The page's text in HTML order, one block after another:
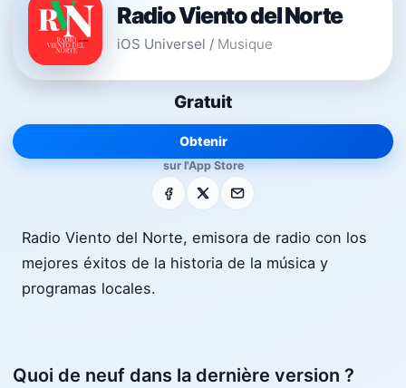
Radio Viento del Norte
iOS Universel / Musique
Gratuit
Obtenir
sur l'App Store
Facebook E-mail
Radio Viento del Norte, emisora de radio con los
mejores éxitos de la historia de la música y
programas locales.
Quoi de neuf dans la dernière version ?